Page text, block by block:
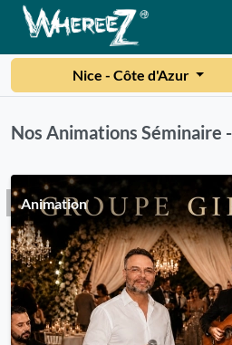
Nice - Côte d'Azur
Nos Animations Séminaire
Animation